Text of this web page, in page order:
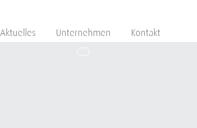
Aktuelles Unternehmen Kontakt